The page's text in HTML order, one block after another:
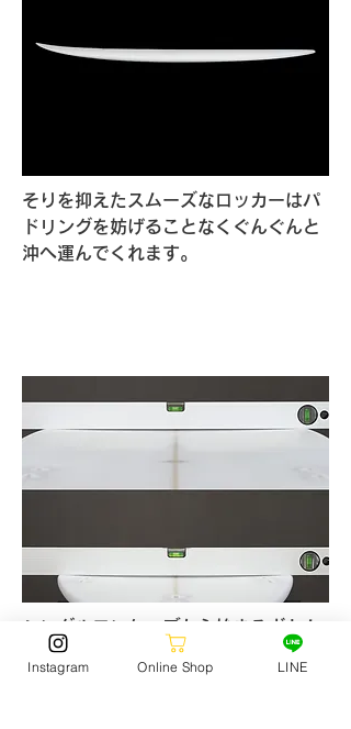
そりを抑えたスムーズなロッカーはパ
ドリングを妨げることなくぐんぐんと
沖へ運んでくれます。
シングルコンケーブから始まるボトム
の形状は伸びのあるターンと安定した
テイクオフの実現のために採用してい
Instagram Online Shop LINE